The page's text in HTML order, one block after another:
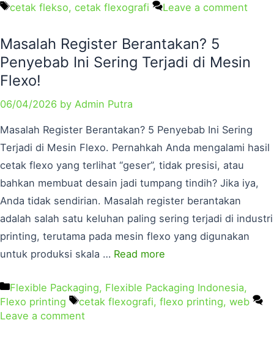
cetak flekso,cetak flexografi Leave a comment
Masalah Register Berantakan? 5
Penyebab Ini Sering Terjadi di Mesin
Flexo!
06/04/2026 by Admin Putra
Masalah Register Berantakan? 5 Penyebab Ini Sering
Terjadi di Mesin Flexo. Pernahkah Anda mengalami hasil
cetak flexo yang terlihat “geser”, tidak presisi, atau
bahkan membuat desain jadi tumpang tindih? Jika iya,
Anda tidak sendirian. Masalah register berantakan
adalah salah satu keluhan paling sering terjadi di industri
printing, terutama pada mesin flexo yang digunakan
untuk produksi skala … Read more
Flexible Packaging, Flexible Packaging Indonesia,
Flexo printing
cetak flexografi,flexo printing,web
Leave a comment